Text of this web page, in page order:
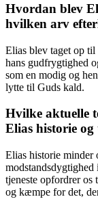
Hvordan blev
hvilken arv
Elias blev taget op
hans gudfrygtighed
som en modig og
lytte til Guds kald.
Hvilke aktuelle
Elias historie og
Elias historie minder
tjeneste opfordrer os
og kæmpe for det,